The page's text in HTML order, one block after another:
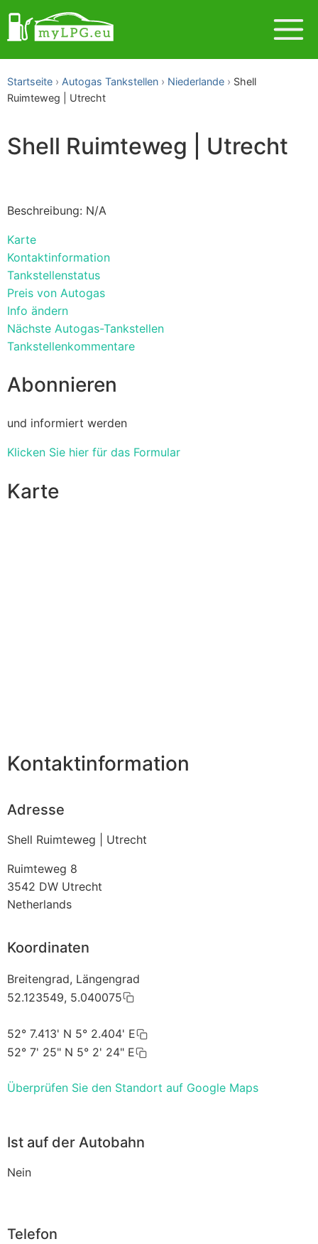
Startseite Autogas Tankstellen Niederlande
Shell
Ruimteweg | Utrecht
Shell Ruimteweg | Utrecht
Beschreibung: N/A
Karte
Kontaktinformation
Tankstellenstatus
Preis von Autogas
Info ändern
Nächste Autogas-Tankstellen
Tankstellenkommentare
Abonnieren
und informiert werden
Klicken Sie hier für das Formular
Karte
Kontaktinformation
Adresse
Shell Ruimteweg | Utrecht
Ruimteweg 8
3542 DW Utrecht
Netherlands
Koordinaten
Breitengrad, Längengrad
52.123549, 5.040075
52° 7.413' N 5° 2.404' E
52° 7' 25" N 5° 2' 24" E
Überprüfen Sie den Standort auf Google Maps
Ist auf der Autobahn
Nein
Telefon